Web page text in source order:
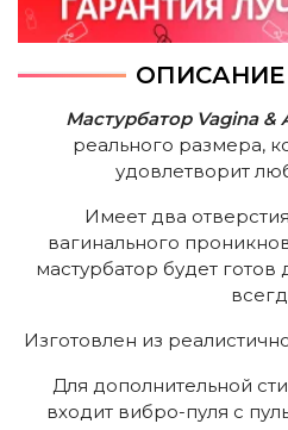
Мастурбатор Vagina &
реального размера,
удовлетворит
Имеет два
вагинального
мастурбатор будет готов
Изготовлен из
Для дополнительной
входит вибро-пуля с